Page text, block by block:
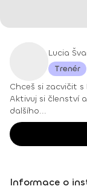
Lucia
Trenér
Chceš si zacvičit s
Aktivuj si členství
dalšího...
Informace o